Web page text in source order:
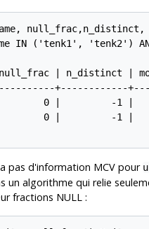
null_frac,n_distinct,
IN ('tenk1', 'tenk2')
| n_distinct |
+------------
0 |         -1 |
0 |         -1 |
pas d'information MCVpour
un algorithme qui relie
fractions NULL :